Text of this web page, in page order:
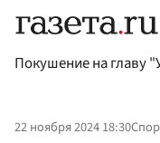
Покушение на главу
22 ноября 2024 18:30